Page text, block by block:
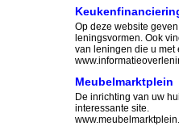
Op deze website
leningsvormen. Ook
van leningen die u met
Meubelmarktplein
De inrichting van uw
interessante site.